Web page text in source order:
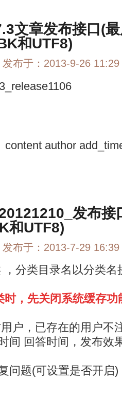
文章发布接口(
和UTF8)
发布于：2013-9-26
author
发布接
和UTF8)
发布于：2013-7-29
分类目录名以分类
时，先关闭系统缓存功
户，已存在的用户不
间 回答时间，发布效
问题(可设置是否开启